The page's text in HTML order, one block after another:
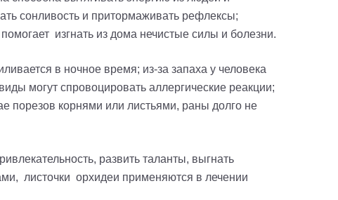
сонливость и притормаживать рефлексы;
изгнать из дома нечистые силы и болезни.
в ночное время; из-за запаха у человека
могут спровоцировать аллергические реакции;
порезов корнями или листьями, раны долго не
развить таланты, выгнать
листочки орхидеи применяются в лечении